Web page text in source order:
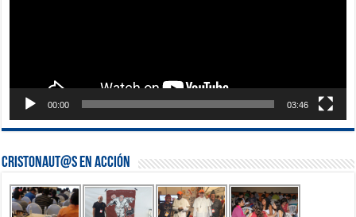
00:00 03:46
Cristonaut@s en Acción